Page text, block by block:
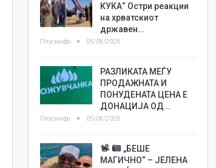
КУКА“ Остри реакции
на хрватскиот
државен…
Плусинфо 05/08/2026
РАЗЛИКАТА МЕЃУ
ПРОДАЖНАТА И
ПОНУДЕНАТА ЦЕНА Е
ДОНАЦИЈА ОД…
Плусинфо 05/08/2026
„БЕШЕ
МАГИЧНО“ – ЈЕЛЕНА